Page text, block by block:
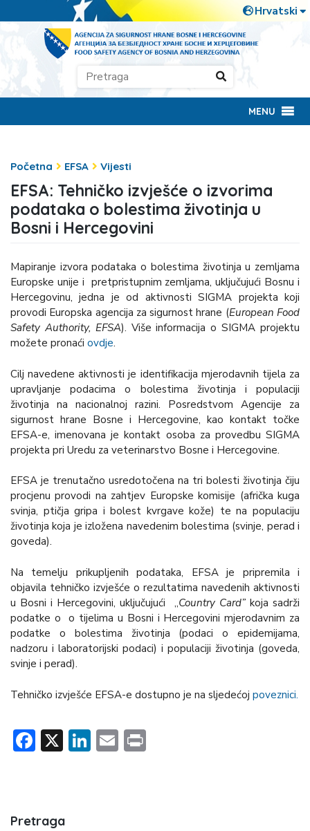
MENU
Početna EFSA Vijesti
EFSA: Tehničko izvješće o izvorima
podataka o bolestima životinja u
Bosni i Hercegovini
Mapiranje izvora podataka o bolestima životinja u zemljama
Europske unije i pretpristupnim zemljama, uključujući Bosnu i
Hercegovinu, jedna je od aktivnosti SIGMA projekta koji
provodi Europska agencija za sigurnost hrane (European Food
Safety Authority, EFSA). Više informacija o SIGMA projektu
možete pronaći ovdje.
Cilj navedene aktivnosti je identifikacija mjerodavnih tijela za
upravljanje podacima o bolestima životinja i populaciji
životinja na nacionalnoj razini. Posredstvom Agencije za
sigurnost hrane Bosne i Hercegovine, kao kontakt točke
EFSA-e, imenovana je kontakt osoba za provedbu SIGMA
projekta pri Uredu za veterinarstvo Bosne i Hercegovine.
EFSA je trenutačno usredotočena na tri bolesti životinja čiju
procjenu provodi na zahtjev Europske komisije (afrička kuga
svinja, ptičja gripa i bolest kvrgave kože) te na populaciju
životinja koja je izložena navedenim bolestima (svinje, perad i
goveda).
Na temelju prikupljenih podataka, EFSA je pripremila i
objavila tehničko izvješće o rezultatima navedenih aktivnosti
u Bosni i Hercegovini, uključujući „Country Card” koja sadrži
podatke o o tijelima u Bosni i Hercegovini mjerodavnim za
podatke o bolestima životinja (podaci o epidemijama,
nadzoru i laboratorijski podaci) i populaciji životinja (goveda,
svinje i perad).
Tehničko izvješće EFSA-e dostupno je na sljedećoj poveznici.
Facebook
X LinkedIn
Email
Pretraga